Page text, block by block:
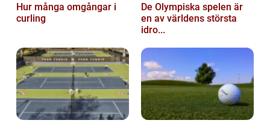
Hur många omgångar i
curling
De Olympiska spelen är
en av världens största
idro...